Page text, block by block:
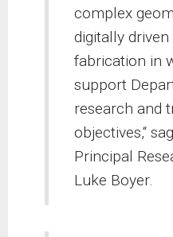
complex
digitally
fabrication in
support
research and
objectives,“
Principal
Luke Boyer.